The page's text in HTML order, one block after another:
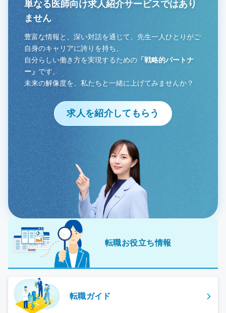
単なる医師向け求人紹介サービスではあり
ません
豊富な情報と、深い対話を通じて、先生一人ひとりがご
自身のキャリアに誇りを持ち、
自分らしい働き方を実現するための 「戦略的パートナ
ー」 です。
未来の解像度を、私たちと一緒に上げてみませんか？
求人を紹介してもらう
転職お役立ち情報
転職ガイド